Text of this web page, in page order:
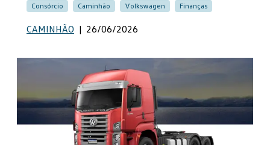
Consórcio Caminhão Volkswagen Finanças
CAMINHÃO | 26/06/2026